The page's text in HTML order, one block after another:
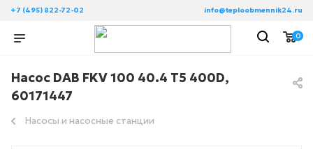
+7 (495) 822-72-02 info@teploobmennik24.ru
0
Насос DAB FKV 100 40.4 T5 400D,
60171447
Насосы и насосные станции